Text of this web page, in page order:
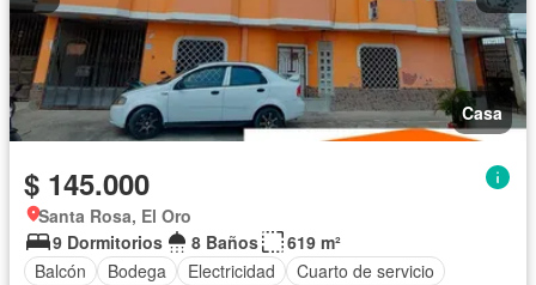
Casa
$ 145.000
Santa Rosa, El Oro
9 Dormitorios
8 Baños
619 m²
Balcón
Bodega Electricidad
Cuarto de servicio